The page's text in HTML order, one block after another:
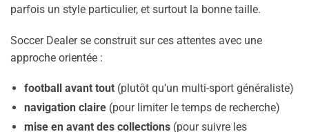
parfois un style particulier, et surtout la bonne taille.
Soccer Dealer se construit sur ces attentes avec une
approche orientée :
football avant tout (plutôt qu’un multi-sport généraliste)
navigation claire (pour limiter le temps de recherche)
mise en avant des collections (pour suivre les